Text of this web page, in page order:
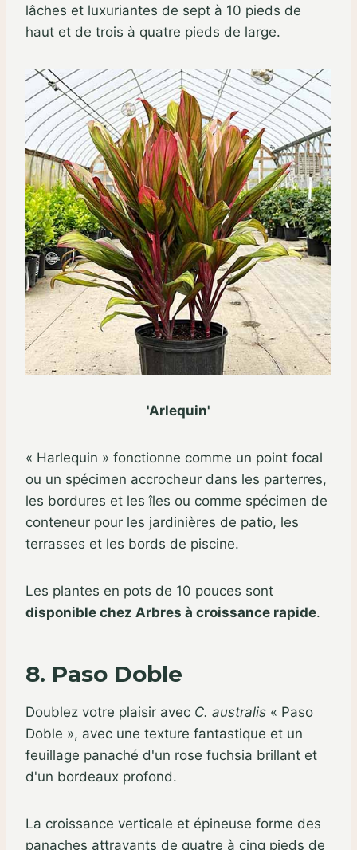
lâches et luxuriantes de sept à 10 pieds de
haut et de trois à quatre pieds de large.
'Arlequin'
« Harlequin » fonctionne comme un point focal
ou un spécimen accrocheur dans les parterres,
les bordures et les îles ou comme spécimen de
conteneur pour les jardinières de patio, les
terrasses et les bords de piscine.
Les plantes en pots de 10 pouces sont
disponible chez Arbres à croissance rapide.
8. Paso Doble
Doublez votre plaisir avec C. australis « Paso
Doble », avec une texture fantastique et un
feuillage panaché d'un rose fuchsia brillant et
d'un bordeaux profond.
La croissance verticale et épineuse forme des
panaches attrayants de quatre à cinq pieds de